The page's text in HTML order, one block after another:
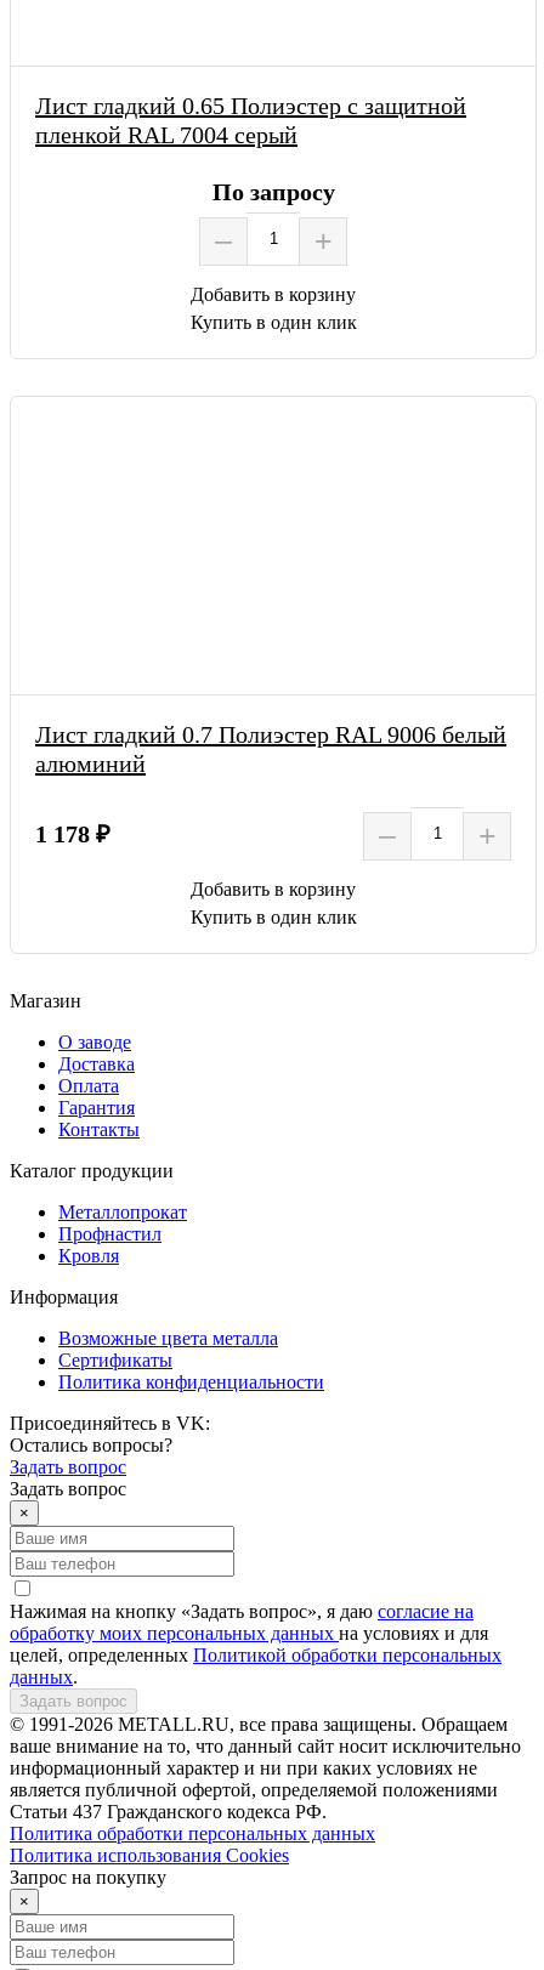
Лист гладкий 0.65 Полиэстер с защитной
пленкой RAL 7004 серый
По запросу
– +
Добавить в корзину
Купить в один клик
Лист гладкий 0.7 Полиэстер RAL 9006 белый
алюминий
1 178 ₽ – +
Добавить в корзину
Купить в один клик
Магазин
О заводе
Доставка
Оплата
Гарантия
Контакты
Каталог продукции
Металлопрокат
Профнастил
Кровля
Информация
Возможные цвета металла
Сертификаты
Политика конфиденциальности
Присоединяйтесь в VK:
Остались вопросы?
Задать вопрос
Задать вопрос
×
Нажимая на кнопку «Задать вопрос», я даю согласие на
обработку моих персональных данных на условиях и для
целей, определенных Политикой обработки персональных
данных.
Задать вопрос
© 1991-2026 METALL.RU, все права защищены. Обращаем
ваше внимание на то, что данный сайт носит исключительно
информационный характер и ни при каких условиях не
является публичной офертой, определяемой положениями
Статьи 437 Гражданского кодекса РФ.
Политика обработки персональных данных
Политика использования Сookies
Запрос на покупку
×